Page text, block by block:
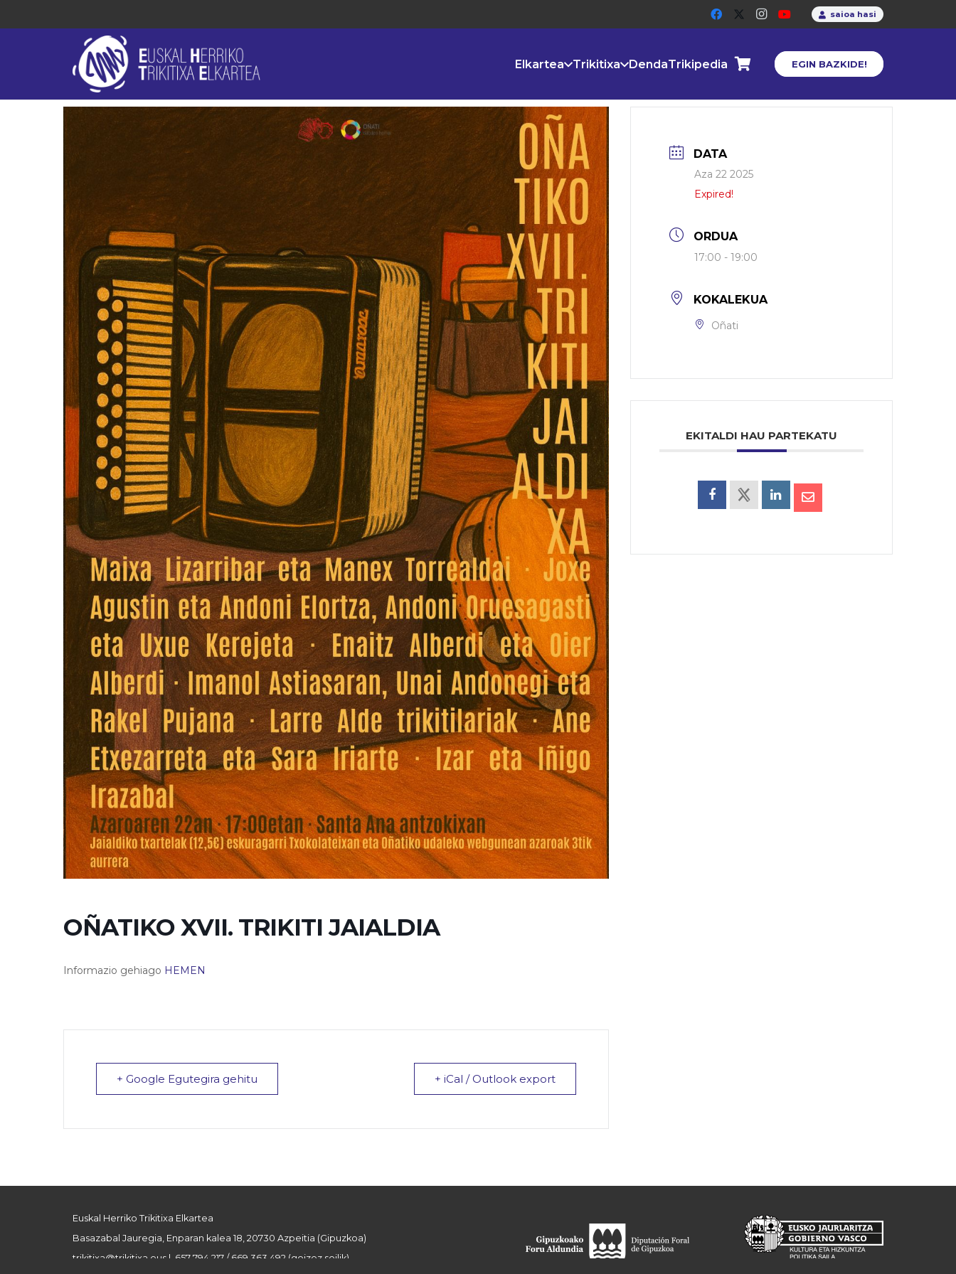
saioa hasi
Elkartea Trikitixa DendaTrikipedia EGIN BAZKIDE!
OÑATIKO XVII. TRIKITI JAIALDIA
Informazio gehiago HEMEN
+ Google Egutegira gehitu + iCal / Outlook export
DATA
Aza 22 2025
Expired!
ORDUA
17:00 - 19:00
KOKALEKUA
Oñati
EKITALDI HAU PARTEKATU
Euskal Herriko Trikitixa Elkartea
Basazabal Jauregia, Enparan kalea 18, 20730 Azpeitia (Gipuzkoa)
trikitixa@trikitixa.eus | 657 794 217 / 669 363 492 (goizez soilik)